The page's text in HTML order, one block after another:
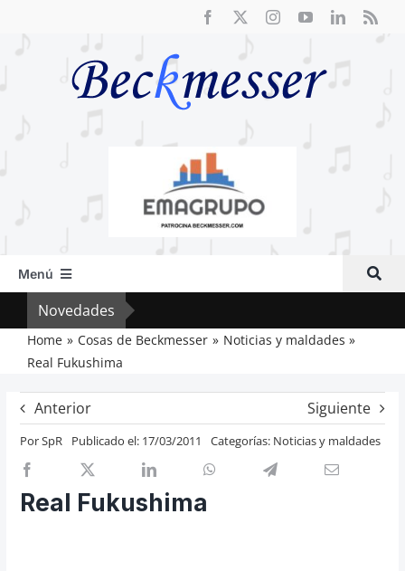
Menú
Inicio
Actual
Artículos
Crítica
Previos de ópera
Cosas de Beckmesser
Novedades
Home Cosas de Beckmesser
Noticias y maldades
Real Fukushima
Anterior Siguiente
PorSpR Publicado el: 17/03/2011 Categorías: Noticias y maldades
Real Fukushima